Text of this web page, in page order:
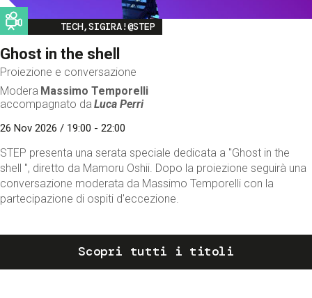
Image
TECH,SIGIRA!@STEP
Ghost in the shell
Proiezione e conversazione
Modera Massimo Temporelli
accompagnato da Luca Perri
26 Nov 2026 / 19:00 - 22:00
STEP presenta una serata speciale dedicata a "Ghost in the
shell ", diretto da Mamoru Oshii. Dopo la proiezione seguirà una
conversazione moderata da Massimo Temporelli con la
partecipazione di ospiti d'eccezione.
Scopri tutti i titoli